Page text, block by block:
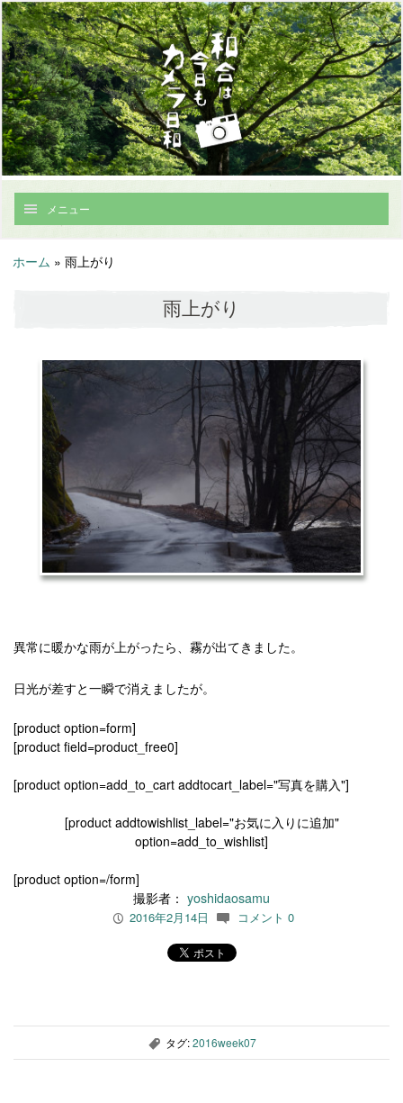
メニュー
ホーム » 雨上がり
雨上がり
異常に暖かな雨が上がったら、霧が出てきました。
日光が差すと一瞬で消えましたが。
[product option=form]
[product field=product_free0]
[product option=add_to_cart addtocart_label="写真を購入"]
[product addtowishlist_label="お気に入りに追加"
option=add_to_wishlist]
[product option=/form]
撮影者： yoshidaosamu
P 2016年2月14日 c コメント 0
, タグ:2016week07